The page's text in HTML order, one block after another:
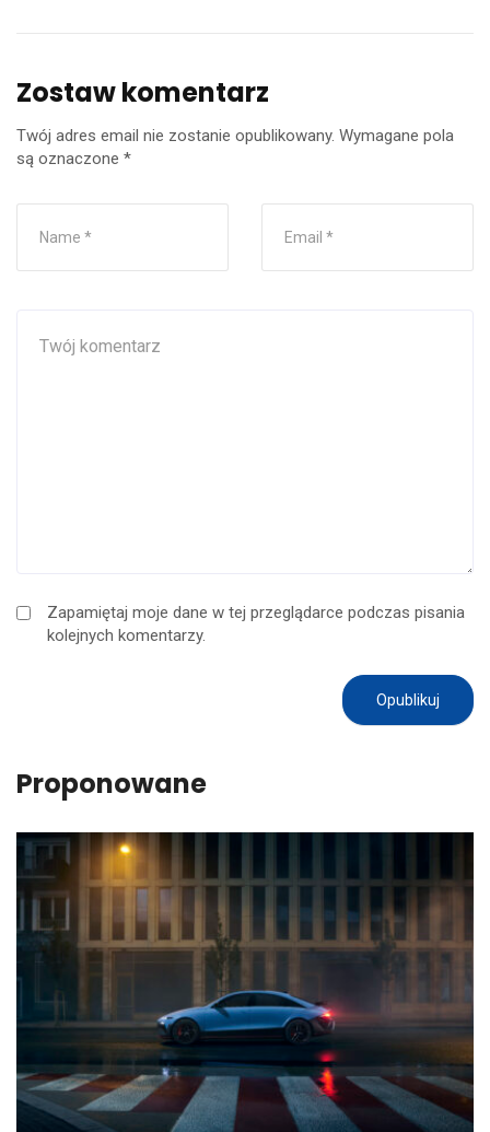
Zostaw komentarz
Twój adres email nie zostanie opublikowany. Wymagane pola
są oznaczone *
Zapamiętaj moje dane w tej przeglądarce podczas pisania
kolejnych komentarzy.
Proponowane